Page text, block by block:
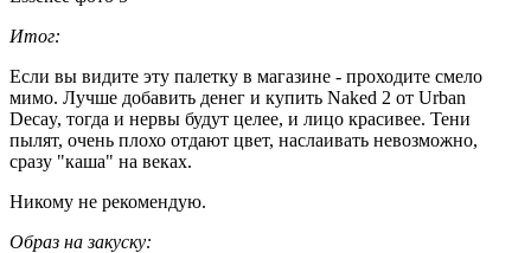
Итог:
Если вы видите эту палетку в магазине - проходите смело
мимо. Лучше добавить денег и купить Naked 2 от Urban
Decay, тогда и нервы будут целее, и лицо красивее. Тени
пылят, очень плохо отдают цвет, наслаивать невозможно,
сразу "каша" на веках.
Никому не рекомендую.
Образ на закуску: